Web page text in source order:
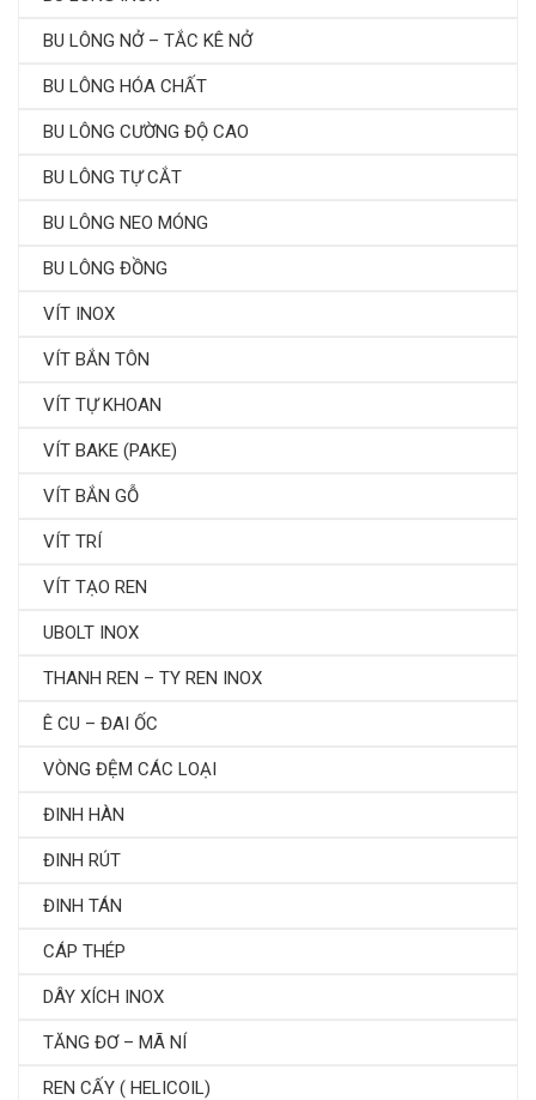
BU LÔNG NỞ – TẮC KÊ NỞ
BU LÔNG HÓA CHẤT
BU LÔNG CƯỜNG ĐỘ CAO
BU LÔNG TỰ CẮT
BU LÔNG NEO MÓNG
BU LÔNG ĐỒNG
VÍT INOX
VÍT BẮN TÔN
VÍT TỰ KHOAN
VÍT BAKE (PAKE)
VÍT BẮN GỖ
VÍT TRÍ
VÍT TẠO REN
UBOLT INOX
THANH REN – TY REN INOX
Ê CU – ĐAI ỐC
VÒNG ĐỆM CÁC LOẠI
ĐINH HÀN
ĐINH RÚT
ĐINH TÁN
CÁP THÉP
DÂY XÍCH INOX
TĂNG ĐƠ – MÃ NÍ
REN CẤY ( HELICOIL)